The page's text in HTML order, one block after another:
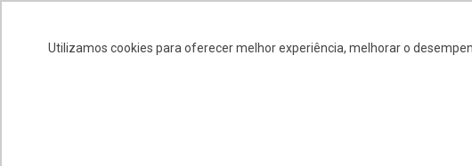
Utilizamos cookies para oferecer melhor experiência, melhorar o